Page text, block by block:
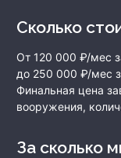
Сколько
От 120 000 ₽/мес
до 250 000 ₽/мес
Финальная цена
вооружения,
За сколько